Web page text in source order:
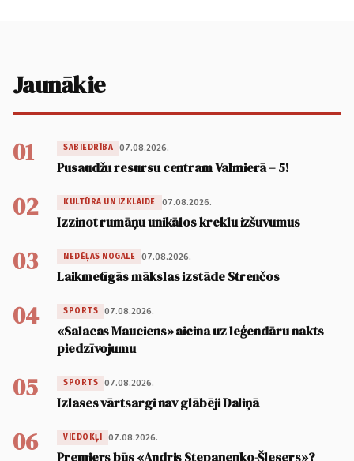
Jaunākie
01 SABIEDRĪBA 07.08.2026.
Pusaudžu resursu centram Valmierā – 5!
02 KULTŪRA UN IZKLAIDE 07.08.2026.
Izzinot rumāņu unikālos kreklu izšuvumus
03 NEDĒĻAS NOGALE 07.08.2026.
Laikmetīgās mākslas izstāde Strenčos
04 SPORTS 07.08.2026.
«Salacas Mauciens» aicina uz leģendāru nakts
piedzīvojumu
05 SPORTS 07.08.2026.
Izlases vārtsargi nav glābēji Daliņā
06 VIEDOKĻI 07.08.2026.
Premjers būs «Andris Stepaņenko-Šlesers»?